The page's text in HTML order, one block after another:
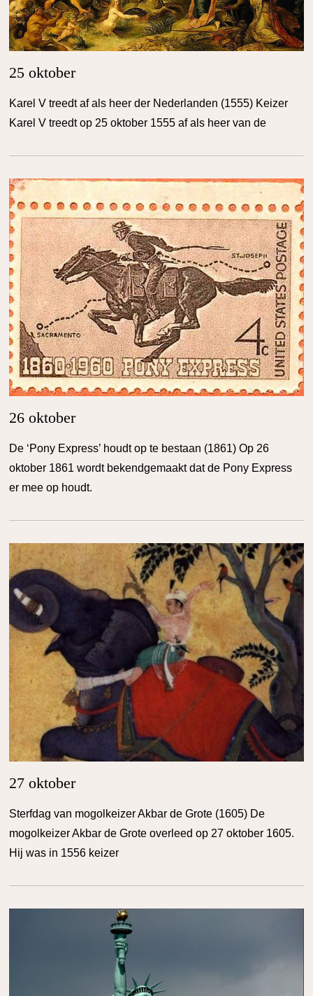
25 oktober
Karel V treedt af als heer der Nederlanden (1555) Keizer
Karel V treedt op 25 oktober 1555 af als heer van de
26 oktober
De ‘Pony Express’ houdt op te bestaan (1861) Op 26
oktober 1861 wordt bekendgemaakt dat de Pony Express
er mee op houdt.
27 oktober
Sterfdag van mogolkeizer Akbar de Grote (1605) De
mogolkeizer Akbar de Grote overleed op 27 oktober 1605.
Hij was in 1556 keizer